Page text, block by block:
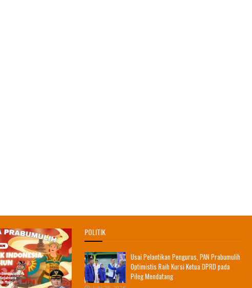
POLITIK
Usai Pelantikan Pengurus, PAN Prabumulih
Optimistis Raih Kursi Ketua DPRD pada
Pileg Mendatang